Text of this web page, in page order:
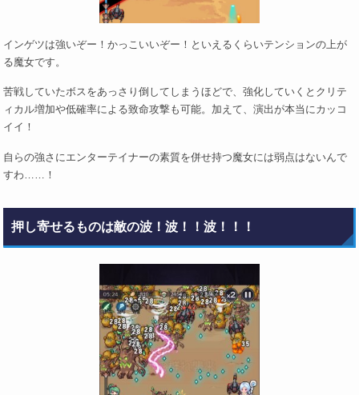
インゲツは強いぞー！かっこいいぞー！といえるくらいテンションの上が
る魔女です。
苦戦していたボスをあっさり倒してしまうほどで、強化していくとクリテ
ィカル増加や低確率による致命攻撃も可能。加えて、演出が本当にカッコ
イイ！
自らの強さにエンターテイナーの素質を併せ持つ魔女には弱点はないんで
すわ……！
押し寄せるものは敵の波！波！！波！！！